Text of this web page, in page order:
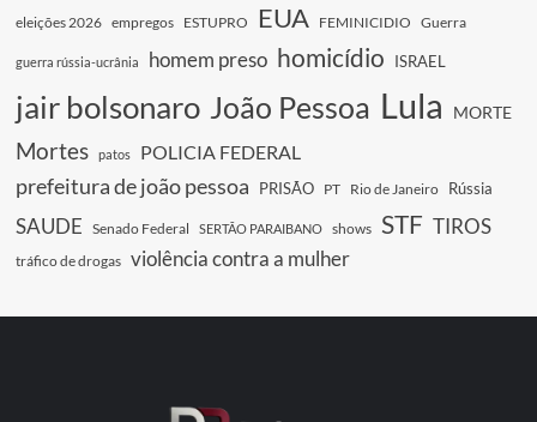
eleições 2026 empregos ESTUPRO EUA FEMINICIDIO Guerra
guerra rússia-ucrânia homem preso homicídio ISRAEL
jair bolsonaro João Pessoa Lula MORTE
Mortes patos POLICIA FEDERAL
prefeitura de joão pessoa PRISÃO PT Rio de Janeiro Rússia
SAUDE Senado Federal SERTÃO PARAIBANO shows STF TIROS
tráfico de drogas violência contra a mulher